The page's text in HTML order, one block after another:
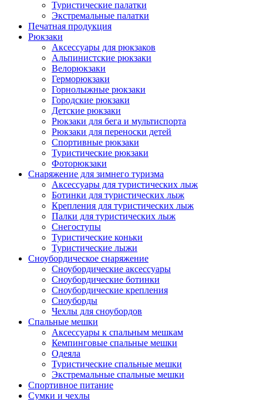
Туристические палатки
Экстремальные палатки
Печатная продукция
Рюкзаки
Аксессуары для рюкзаков
Альпинистские рюкзаки
Велорюкзаки
Герморюкзаки
Горнолыжные рюкзаки
Городские рюкзаки
Детские рюкзаки
Рюкзаки для бега и мультиспорта
Рюкзаки для переноски детей
Спортивные рюкзаки
Туристические рюкзаки
Фоторюкзаки
Снаряжение для зимнего туризма
Аксессуары для туристических лыж
Ботинки для туристических лыж
Крепления для туристических лыж
Палки для туристических лыж
Снегоступы
Туристические коньки
Туристические лыжи
Сноубордическое снаряжение
Сноубордические аксессуары
Сноубордические ботинки
Сноубордические крепления
Сноуборды
Чехлы для сноубордов
Спальные мешки
Аксессуары к спальным мешкам
Кемпинговые спальные мешки
Одеяла
Туристические спальные мешки
Экстремальные спальные мешки
Спортивное питание
Сумки и чехлы